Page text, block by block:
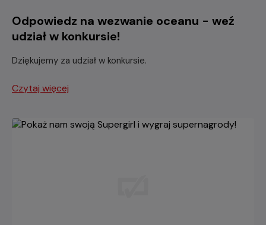
Odpowiedz na wezwanie oceanu - weź
udział w konkursie!
Dziękujemy za udział w konkursie.
Czytaj więcej